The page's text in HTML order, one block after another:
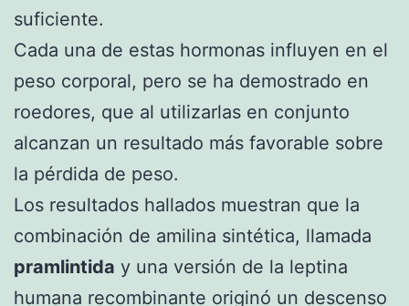
suficiente.
Cada una de estas hormonas influyen en el
peso corporal, pero se ha demostrado en
roedores, que al utilizarlas en conjunto
alcanzan un resultado más favorable sobre
la pérdida de peso.
Los resultados hallados muestran que la
combinación de amilina sintética, llamada
pramlintida y una versión de la leptina
humana recombinante originó un descenso